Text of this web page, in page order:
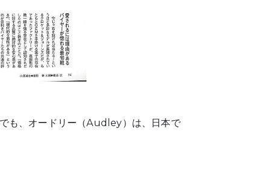
も、オードリー（Audley）は、日本で